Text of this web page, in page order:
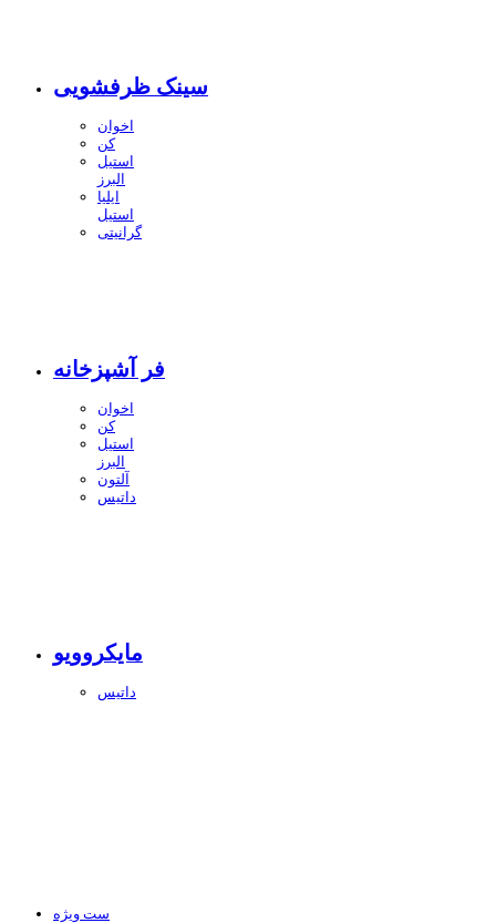
سینک ظرفشویی
اخوان
کن
استیل
البرز
ایلیا
استیل
گرانیتی
فر آشپزخانه
اخوان
کن
استیل
البرز
آلتون
داتیس
مایکروویو
داتیس
ست ویژه